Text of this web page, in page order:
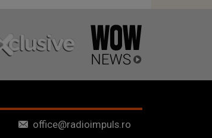
office@radioimpuls.ro